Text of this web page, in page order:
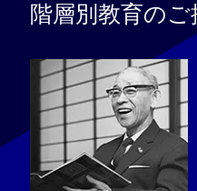
階層別教育のご